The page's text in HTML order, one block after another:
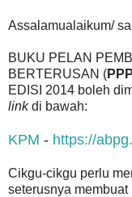
Assalamualaikum/
BUKU PELAN
BERTERUSAN (
EDISI 2014 boleh
linkdi bawah:
KPM - https://
Cikgu-cikgu perlu
seterusnya